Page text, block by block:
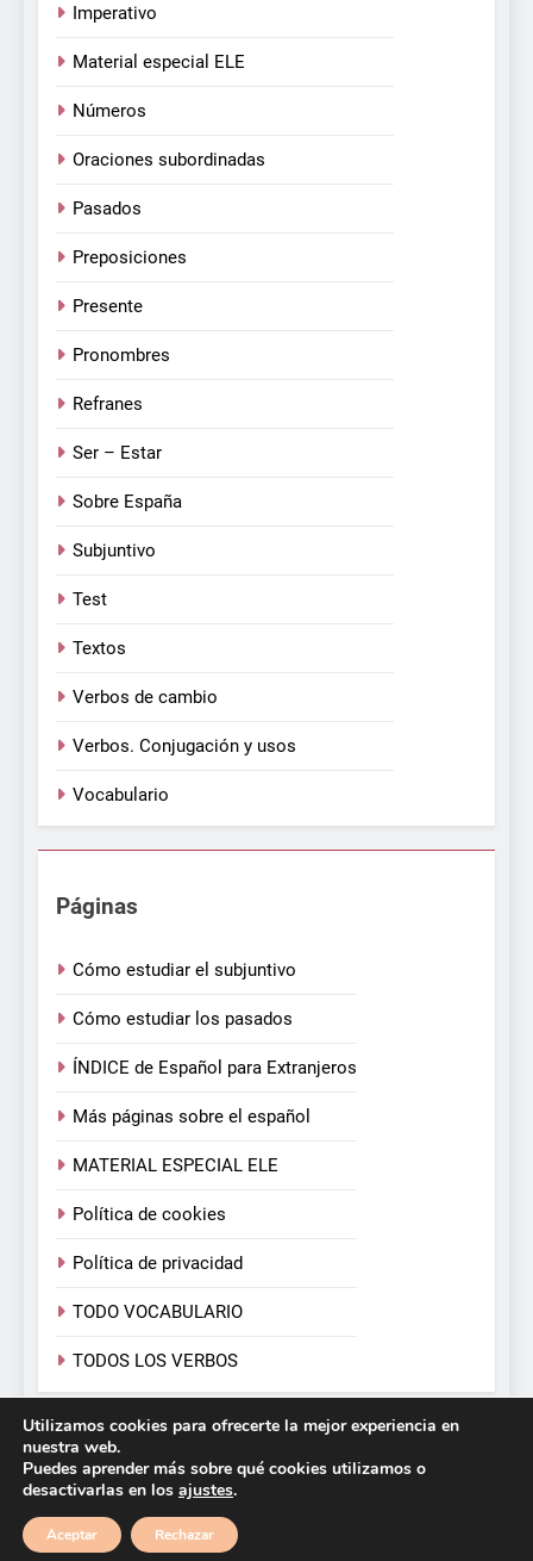
Imperativo
Material especial ELE
Números
Oraciones subordinadas
Pasados
Preposiciones
Presente
Pronombres
Refranes
Ser – Estar
Sobre España
Subjuntivo
Test
Textos
Verbos de cambio
Verbos. Conjugación y usos
Vocabulario
Páginas
Cómo estudiar el subjuntivo
Cómo estudiar los pasados
ÍNDICE de Español para Extranjeros
Más páginas sobre el español
MATERIAL ESPECIAL ELE
Política de cookies
Política de privacidad
TODO VOCABULARIO
TODOS LOS VERBOS
Español para Extranjeros. Victoria Monera y Carmen
Calvo. 2026. Funciona gracias aBlazeThemes
Utilizamos cookies para ofrecerte la mejor experiencia en
nuestra web.
Puedes aprender más sobre qué cookies utilizamos o
desactivarlas en los ajustes.
Aceptar Rechazar